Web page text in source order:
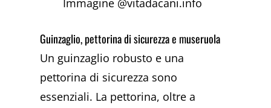
Immagine @vitadacani.info
Guinzaglio, pettorina di sicurezza e museruola
Un guinzaglio robusto e una
pettorina di sicurezza sono
essenziali. La pettorina, oltre a